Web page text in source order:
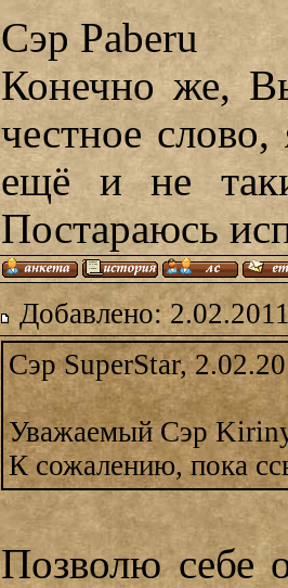
Сэр Paberu
Конечно же,
честное
ещё и не
Постараюсь
Добавлено:
Сэр SuperStar,
Уважаемый Сэр
К сожалению, пока
Позволю себе